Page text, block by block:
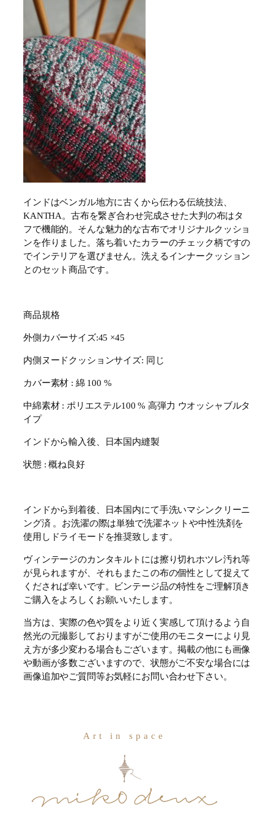
インドはベンガル地方に古くから伝わる伝統技法、
KANTHA。古布を繋ぎ合わせ完成させた大判の布はタ
フで機能的。そんな魅力的な古布でオリジナルクッショ
ンを作りました。落ち着いたカラーのチェック柄ですの
でインテリアを選びません。洗えるインナークッション
とのセット商品です。
商品規格
外側カバーサイズ:45 ×45
内側ヌードクッションサイズ: 同じ
カバー素材 : 綿 100 %
中綿素材 : ポリエステル100 % 高弾力 ウオッシャブルタ
イプ
インドから輸入後、日本国内縫製
状態 : 概ね良好
インドから到着後、日本国内にて手洗いマシンクリーニ
ング済 。お洗濯の際は単独で洗濯ネットや中性洗剤を
使用しドライモードを推奨致します。
ヴィンテージのカンタキルトには擦り切れホツレ汚れ等
が見られますが、それもまたこの布の個性として捉えて
くだされば幸いです。ビンテージ品の特性をご理解頂き
ご購入をよろしくお願いいたします。
当方は、実際の色や質をより近く実感して頂けるよう自
然光の元撮影しておりますがご使用のモニターにより見
え方が多少変わる場合もございます。掲載の他にも画像
や動画が多数ございますので、状態がご不安な場合には
画像追加やご質問等お気軽にお問い合わせ下さい。
Art in space